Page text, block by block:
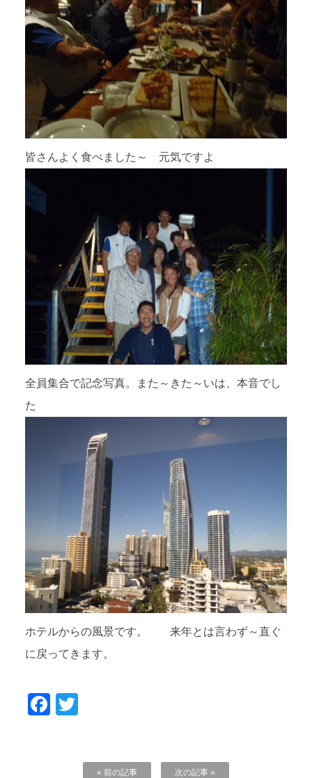
皆さんよく食べました～ 元気ですよ
全員集合で記念写真。また～きた～いは、本音でし
た
ホテルからの風景です。 来年とは言わず～直ぐ
に戻ってきます。
Facebook
« 前の記事 次の記事 »